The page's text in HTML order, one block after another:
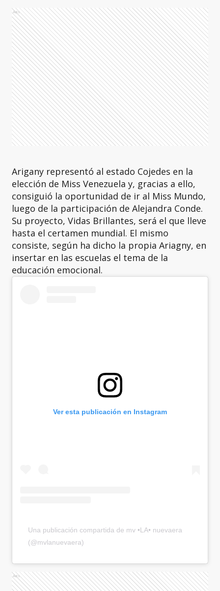
Ads
Arigany representó al estado Cojedes en la
elección de Miss Venezuela y, gracias a ello,
consiguió la oportunidad de ir al Miss Mundo,
luego de la participación de Alejandra Conde.
Su proyecto, Vidas Brillantes, será el que lleve
hasta el certamen mundial. El mismo
consiste, según ha dicho la propia Ariagny, en
insertar en las escuelas el tema de la
educación emocional.
Ver esta publicación en Instagram
Una publicación compartida de mv •LA• nuevaera
(@mvlanuevaera)
Ads